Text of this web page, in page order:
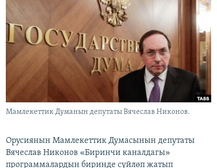
АЗАТТЫК+
ЫҢГАЙСЫЗ СУРООЛОР
ЭЕ/АРнун бардык сайттары
Мамлекеттик Думанын депутаты Вячеслав Никонов.
Орусиянын Мамлекеттик Думасынын депутаты
Вячеслав Никонов «Биринчи каналдагы»
программалардын биринде сүйлөп жатып